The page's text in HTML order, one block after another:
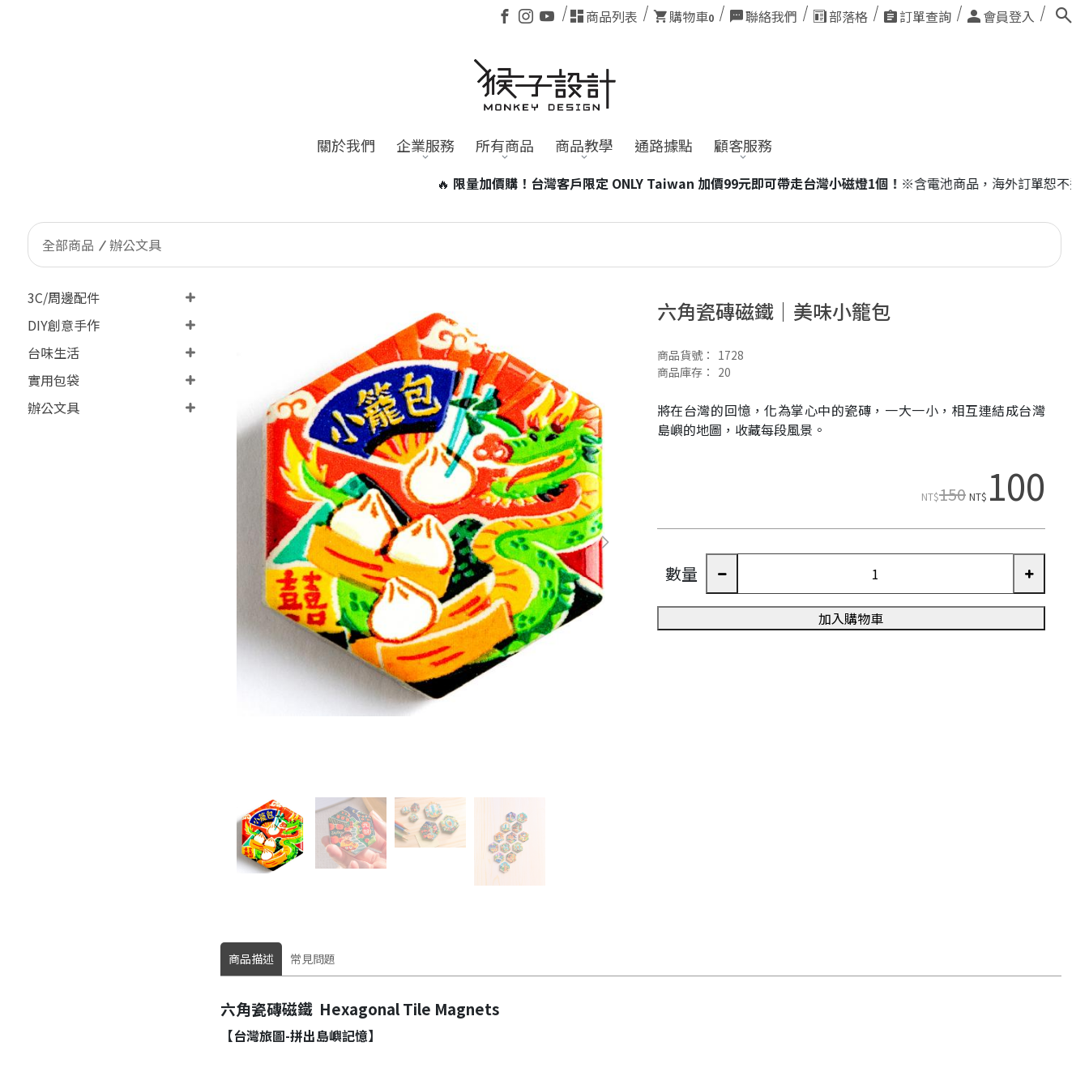
商品列表 購物車0 聯絡我們 部落格 訂單查詢 會員登入
關於我們 企業服務 所有商品 商品教學 通路據點 顧客服務
限量加價購！台灣客戶限定 ONLY Taiwan 加價99元即可帶走台灣小磁燈1個！※含電池商品，海外訂單恕不適用。
全部商品 辦公文具
3C/周邊配件
DIY創意手作
台味生活
實用包袋
辦公文具
六角瓷磚磁鐵｜美味小籠包
商品貨號： 1728
商品庫存： 20
將在台灣的回憶，化為掌心中的瓷磚，一大一小，相互連結成台灣
島嶼的地圖，收藏每段風景。
NT$150 NT$ 100
數量
加入購物車
商品描述 常見問題
六角瓷磚磁鐵 Hexagonal Tile Magnets
【台灣旅圖-拼出島嶼記憶】